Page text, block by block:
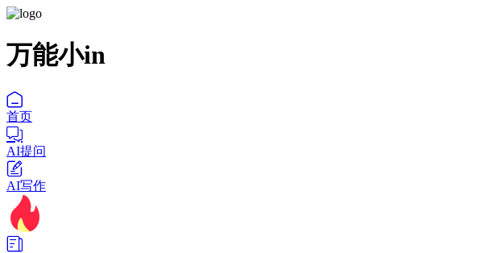
万能小in
首页
AI提问
AI写作